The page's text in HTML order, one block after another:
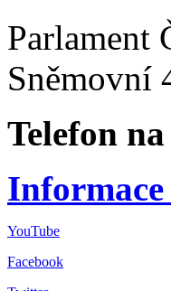
Parlament
Sněmovní
Telefon
Informace
YouTube
Facebook